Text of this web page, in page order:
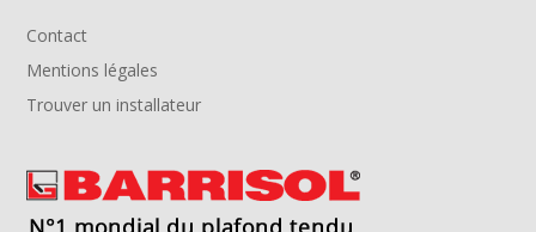
Contact
Mentions légales
Trouver un installateur